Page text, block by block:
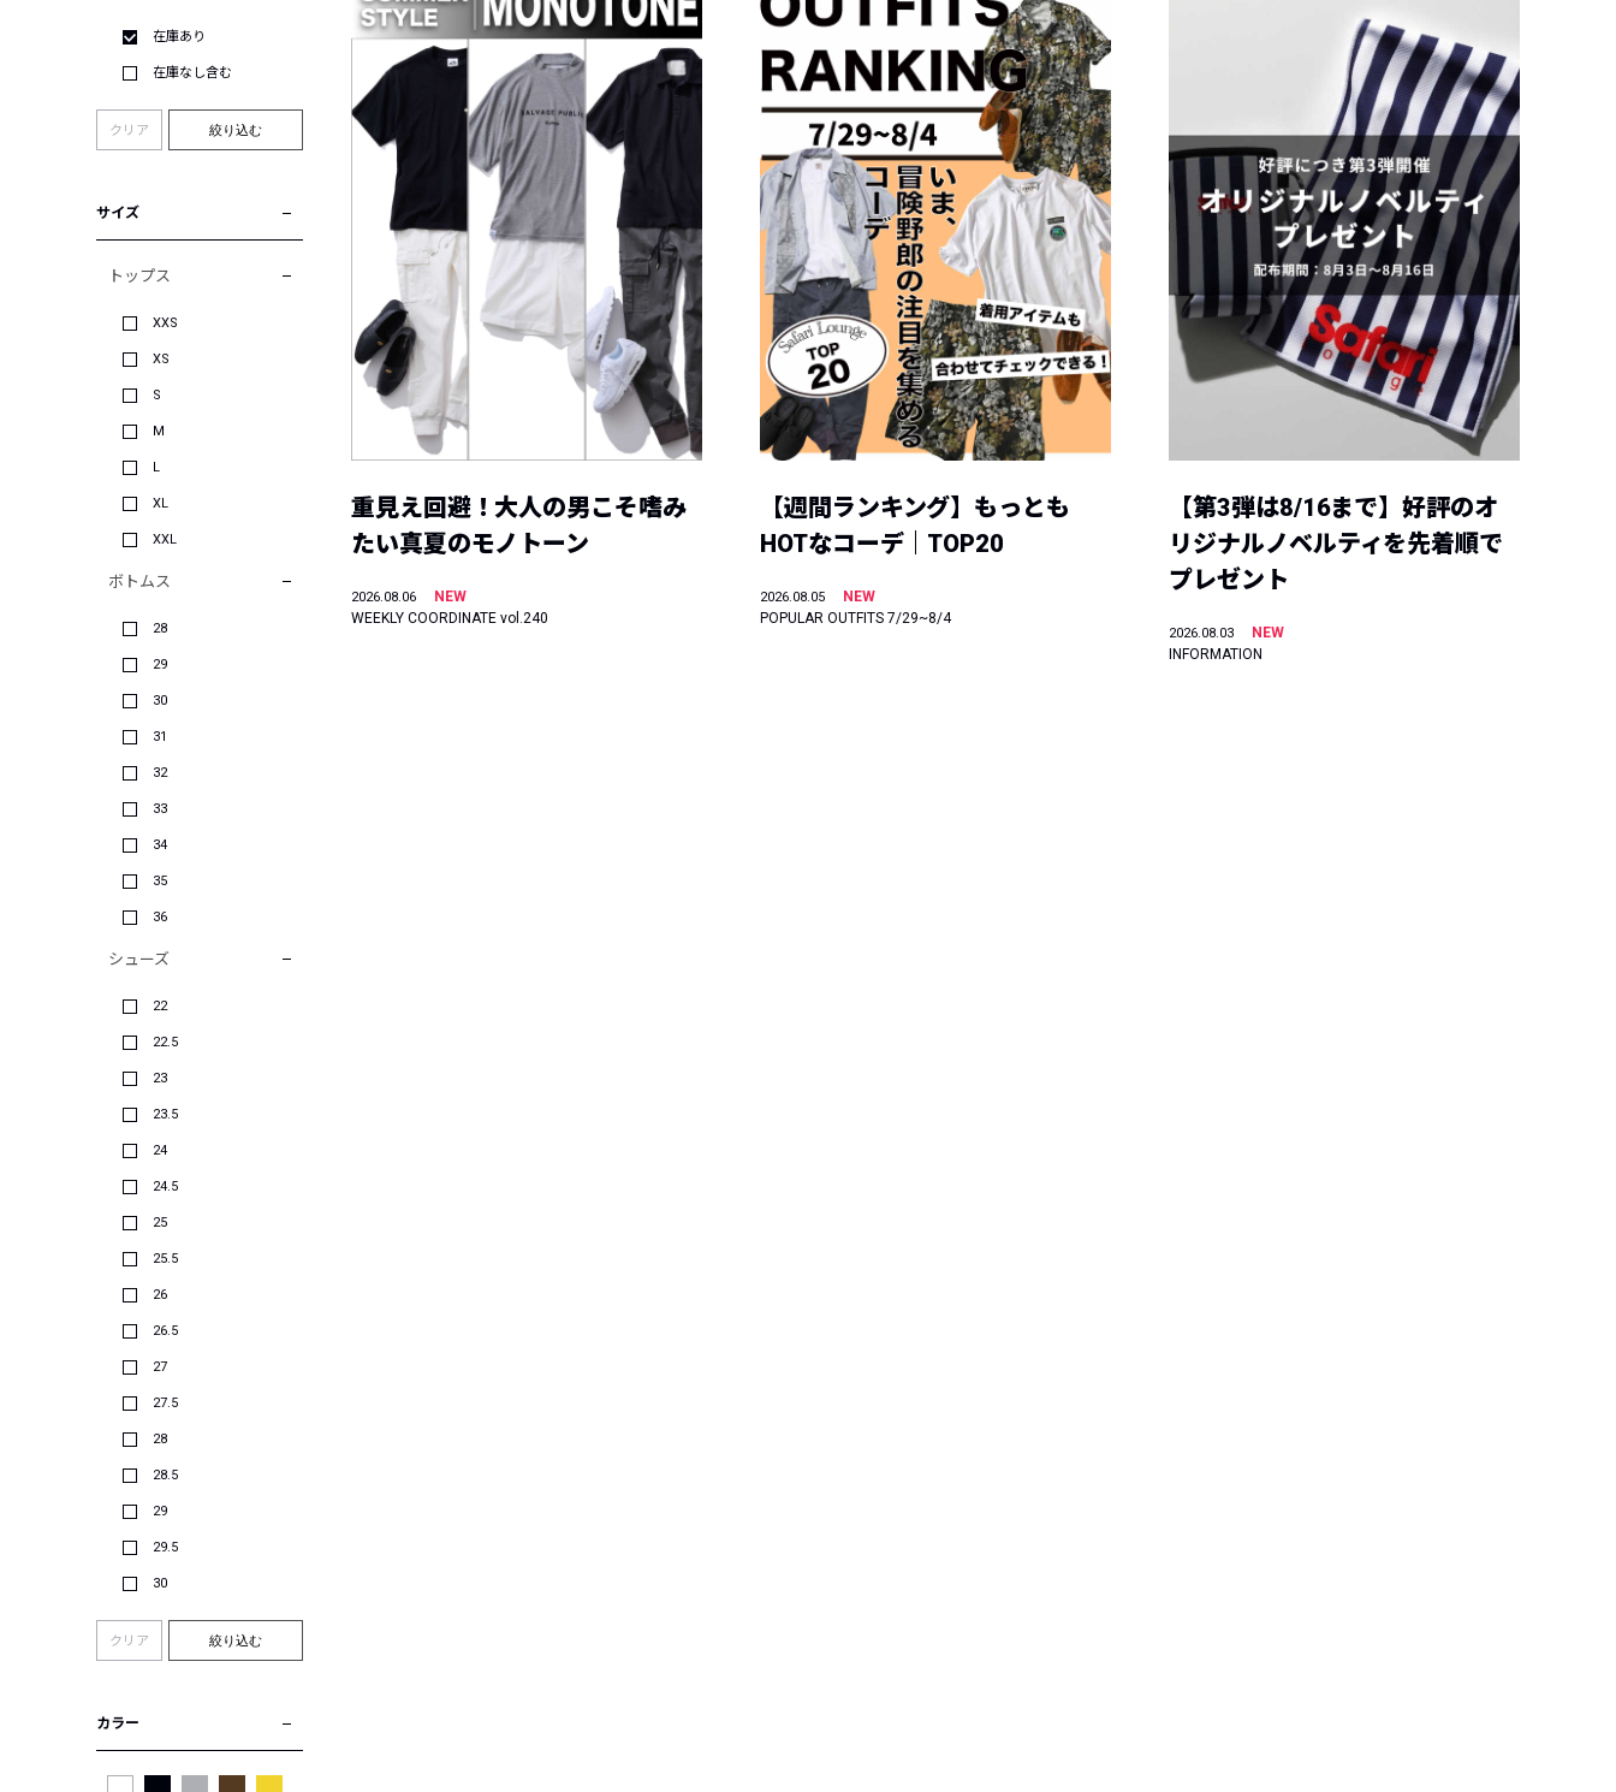
在庫あり
在庫なし含む
クリア 絞り込む
サイズ
トップス
XXS
XS
S
M
L
XL
XXL
ボトムス
28
29
30
31
32
33
34
35
36
シューズ
22
22.5
23
23.5
24
24.5
25
25.5
26
26.5
27
27.5
28
28.5
29
29.5
30
クリア 絞り込む
カラー
重見え回避！大人の男こそ嗜み
たい真夏のモノトーン
2026.08.06
NEW
WEEKLY COORDINATE vol.240
【週間ランキング】もっとも
HOTなコーデ｜TOP20
2026.08.05
NEW
POPULAR OUTFITS 7/29~8/4
【第3弾は8/16まで】好評のオ
リジナルノベルティを先着順で
プレゼント
2026.08.03
NEW
INFORMATION